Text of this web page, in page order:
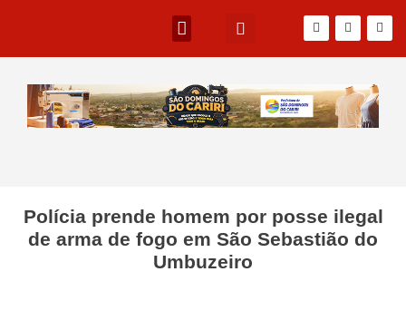
Polícia prende homem por posse ilegal
de arma de fogo em São Sebastião do
Umbuzeiro